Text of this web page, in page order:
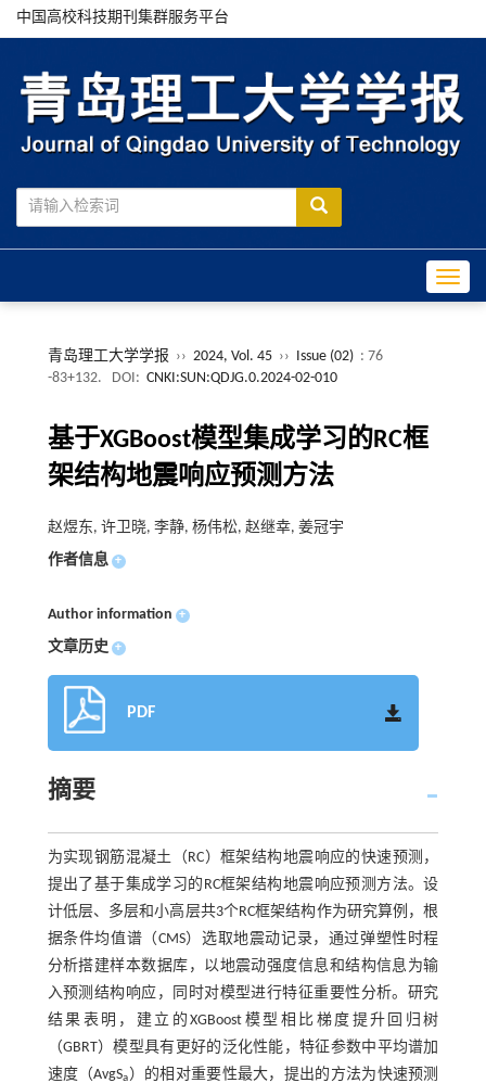
中国高校科技期刊集群服务平台
青岛理工大学学报 ›› 2024, Vol. 45 ›› Issue (02) : 76
-83+132.
DOI: CNKI:SUN:QDJG.0.2024-02-010
基于XGBoost模型集成学习的RC框
架结构地震响应预测方法
赵煜东, 许卫晓, 李静, 杨伟松, 赵继幸, 姜冠宇
作者信息 +
Author information +
文章历史 +
PDF
摘要
为实现钢筋混凝土（RC）框架结构地震响应的快速预测，
提出了基于集成学习的RC框架结构地震响应预测方法。设
计低层、多层和小高层共3个RC框架结构作为研究算例，根
据条件均值谱（CMS）选取地震动记录，通过弹塑性时程
分析搭建样本数据库，以地震动强度信息和结构信息为输
入预测结构响应，同时对模型进行特征重要性分析。研究
结果表明，建立的XGBoost模型相比梯度提升回归树
（GBRT）模型具有更好的泛化性能，特征参数中平均谱加
速度（AvgSa）的相对重要性最大，提出的方法为快速预测